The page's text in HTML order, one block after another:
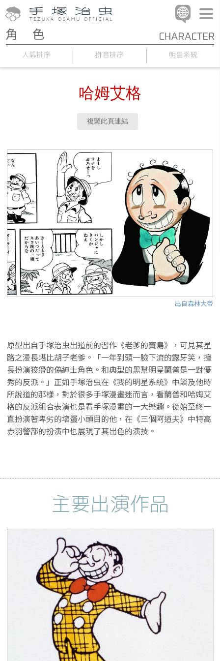
人氣排序 拼音排序 明星系統
哈姆艾格
複製此頁連結
出自森林大帝
原型出自手塚治虫出道前的習作《老爹的寶島》，可見其星
路之漫長堪比胡子老爹。「一年到頭一臉下流的露牙笑，擅
長扮演狡猾的偽紳士角色。和典型的黑幫明星蘭普是一對優
秀的反派。」正如手塚治虫在《我的明星系統》中談及他時
所說道的那樣，對於很多手塚漫畫迷而言，看蘭普和哈姆艾
格的反派組合表演也是看手塚漫畫的一大樂趣。從始至終一
直扮演著卑劣的壞蛋小頭目的他，在《三個阿道夫》中特高
赤羽警部的扮演中也展現了其出色的演技。
主要出演作品